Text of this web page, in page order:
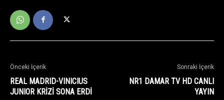
Önceki İçerik
REAL MADRID-VINICIUS
JUNIOR KRİZİ SONA ERDİ
Sonraki İçerik
NR1 DAMAR TV HD CANLI
YAYIN